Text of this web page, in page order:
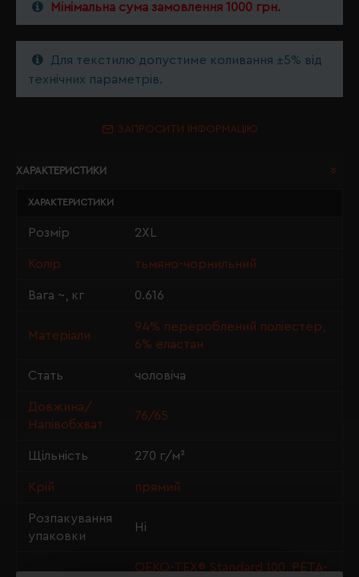
Мінімальна сума замовлення 1000 грн.
Для текстилю допустиме коливання ±5% від
технічних параметрів.
ЗАПРОСИТИ ІНФОРМАЦІЮ
ХАРАКТЕРИСТИКИ
ХАРАКТЕРИСТИКИ
Розмір 2XL
Колір тьмяно-чорнильний
Вага ~, кг 0.616
Матеріали
94% перероблений поліестер,
6% еластан
Стать чоловіча
Довжина/
Напівобхват
76/65
Щільність 270 г/м²
Крій прямий
Розпакування
упаковки
Ні
OEKO-TEX® Standard 100, PETA-